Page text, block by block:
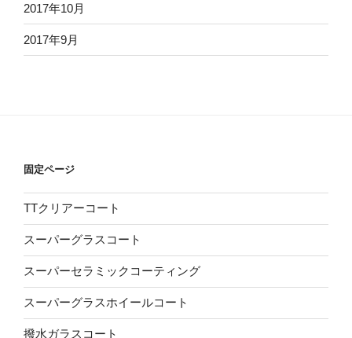
2017年10月
2017年9月
固定ページ
TTクリアーコート
スーパーグラスコート
スーパーセラミックコーティング
スーパーグラスホイールコート
撥水ガラスコート